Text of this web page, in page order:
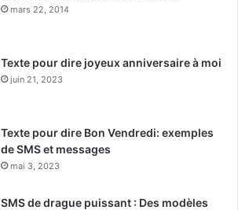
mars 22, 2014
Texte pour dire joyeux anniversaire à moi
juin 21, 2023
Texte pour dire Bon Vendredi: exemples
de SMS et messages
mai 3, 2023
SMS de drague puissant : Des modèles